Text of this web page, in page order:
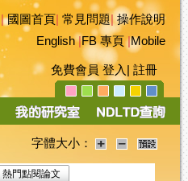
|國圖首頁 常見問題|操作說明
English|FB 專頁|Mobile
免費會員 登入 註冊
字體大小：
熱門點閱論文